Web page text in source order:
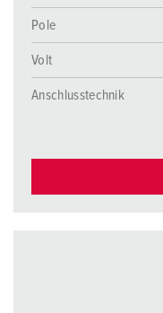
Pole
Volt
Anschlusstechnik